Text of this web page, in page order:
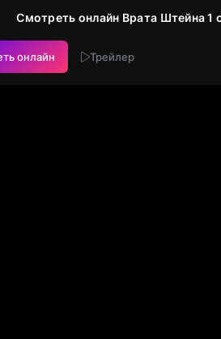
Смотреть онлайн Врата Штейна 1
онлайн Трейлер